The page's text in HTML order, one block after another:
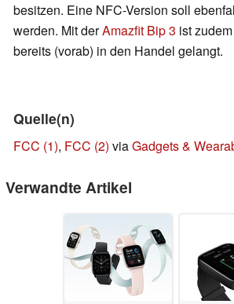
besitzen. Eine NFC-Version soll
werden. Mit derAmazfit Bip 3 ist
bereits (vorab) in den Handel gelangt.
Quelle(n)
FCC (1), FCC (2) viaGadgets &
Verwandte Artikel